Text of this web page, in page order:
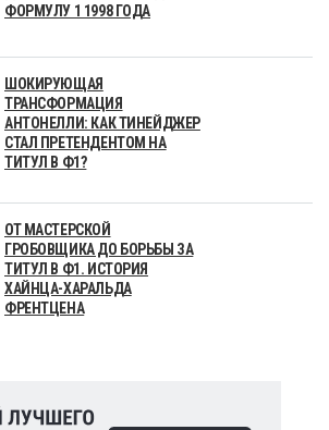
ФОРМУЛУ 1 1998 ГОДА
ШОКИРУЮЩАЯ
ТРАНСФОРМАЦИЯ
АНТОНЕЛЛИ: КАК ТИНЕЙДЖЕР
СТАЛ ПРЕТЕНДЕНТОМ НА
ТИТУЛ В Ф1?
ОТ МАСТЕРСКОЙ
ГРОБОВЩИКА ДО БОРЬБЫ ЗА
ТИТУЛ В Ф1. ИСТОРИЯ
ХАЙНЦА-ХАРАЛЬДА
ФРЕНТЦЕНА